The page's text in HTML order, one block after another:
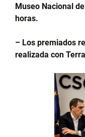
Museo Nacional
horas.
– Los premiados
realizada con